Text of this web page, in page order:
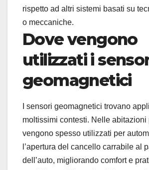
rispetto ad altri sistemi basati su
o meccaniche.
Dove vengono
utilizzati i
geomagnetici
I sensori geomagnetici trovano
moltissimi contesti. Nelle abitazioni
vengono spesso utilizzati per
l’apertura del cancello carrabile al
dell’auto, migliorando comfort e